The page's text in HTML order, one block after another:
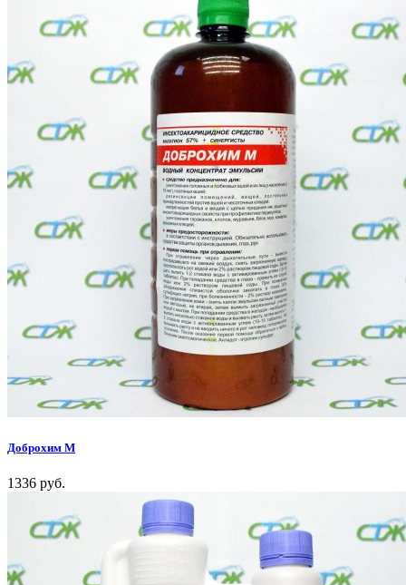
Доброхим М
1336 руб.